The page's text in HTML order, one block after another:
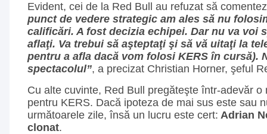
Evident, cei de la Red Bull au refuzat să
punct de vedere strategic am ales să nu
calificări. A fost decizia echipei. Dar nu va voi
aflaţi. Va trebui să aşteptaţi şi să vă uitaţi la
pentru a afla dacă vom folosi KERS în cursă).
spectacolul”, a precizat Christian Horner, şeful
Cu alte cuvinte, Red Bull pregăteşte într-adevăr o
pentru KERS. Dacă ipoteza de mai sus este sau
următoarele zile, însă un lucru este cert: Adrian
clonat.